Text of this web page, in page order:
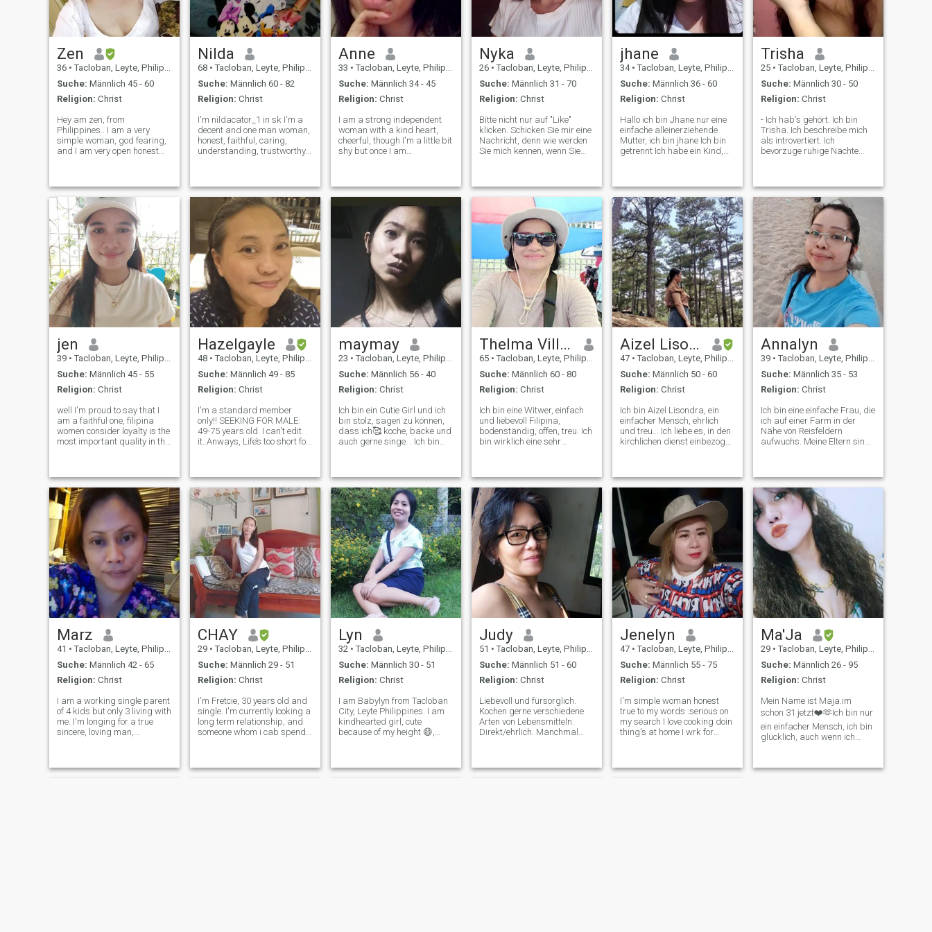
Spiele über die Beziehung.
Zen
36 • Tacloban, Leyte, Philippinen
Suche: Männlich 45 - 60
Religion: Christ
Hey am zen, from
Philippines.. I am a very
simple woman, god fearing,
and I am very open honest
partner.. There is no room for
me playing games so don't
waste my t
Nilda
68 • Tacloban, Leyte, Philippinen
Suche: Männlich 60 - 82
Religion: Christ
I'm nildacator_1 in sk I'm a
decent and one man woman,
honest, faithful, caring,
understanding, trustworthy,
sometimes go outing with my
family.I'm not a scammer. I'm
serious in my search
Anne
33 • Tacloban, Leyte, Philippinen
Suche: Männlich 34 - 45
Religion: Christ
I am a strong independent
woman with a kind heart,
cheerful, though I'm a little bit
shy but once I am
for a man who is God fearing
and a man that will serve
and put God
Nyka
26 • Tacloban, Leyte, Philippinen
Suche: Männlich 31 - 70
Religion: Christ
Bitte nicht nur auf "Like"
klicken. Schicken Sie mir eine
Nachricht, denn wie werden
Sie mich kennen, wenn Sie
keine schlechte Frau. Ich will
nur jemanden, der mich
akzeptiert für das, was ich
bin und was ich zu bieten
habe. Setz mich nicht unter
Druck, denn das Leben hat
mich bereits bis an die
Grenzen gedrückt. Kurz
gesagt, haben Sie Gnade mit
mir.
jhane
34 • Tacloban, Leyte, Philippinen
Suche: Männlich 36 - 60
Religion: Christ
Hallo ich bin Jhane nur eine
einfache alleinerziehende
Mutter, ich bin jhane Ich bin
getrennt Ich habe ein Kind,
eine andere Frau, deshalb
haben wir uns getrennt,
hoffentlich finde ich hier
meine wahre Liebe, dass er
mich und auch meine Kinder
lieben wird, danke und gehe
hoffentlich vor, dass du den,
den ich zu Gott bete, dass ich
meinen wahren Mann finden
kann❣️I wisse, dass Gott ein
perfektes Timing hatte, ich
bin nicht schön, aber ich bin
hier bereit dich zu lieben und
versorgen❣️
Trisha
25 • Tacloban, Leyte, Philippinen
Suche: Männlich 30 - 50
Religion: Christ
- Ich hab's gehört. Ich bin
Trisha. Ich beschreibe mich
als introvertiert. Ich
bevorzuge ruhige Nächte
versuche, so viel Zeit wie
möglich draußen zu
verbringen. Ich würde gerne
einen anderen Introvertierten
kennenlernen! Ich hoffe, du
bist es!
jen
39 • Tacloban, Leyte, Philippinen
Suche: Männlich 45 - 55
Religion: Christ
well I'm proud to say that I
am a faithful one, filipina
women consider loyalty is the
most important quality in the
orientated, hardworking , too
many to mention but hon
Hazelgayle
48 • Tacloban, Leyte, Philippinen
Suche: Männlich 49 - 85
Religion: Christ
I'm a standard member
only!! SEEKING FOR MALE:
49-75 years old. I can't edit
it..Anways, Life’s too short for
Hazel! I’m someone who loves
making the most out of
maymay
23 • Tacloban, Leyte, Philippinen
Suche: Männlich 56 - 40
Religion: Christ
Ich bin ein Cutie Girl und ich
bin stolz, sagen zu können,
dass ich🥰 koche, backe und
auch gerne singe. . Ich bin
guter Freund für dich bin und
wenn es zufällig passiert,
dass wir uns mehr kennen
als Freunde und in Ewigkeit.
Ich glaube an Gott, dass er
einen gütigen Kerl in einer
perfekten Zeit schenken wird.
Thelma Villote
65 • Tacloban, Leyte, Philippinen
Suche: Männlich 60 - 80
Religion: Christ
Ich bin eine Witwer, einfach
und liebevoll Filipina,
bodenständig, offen, treu. Ich
bin wirklich eine sehr
bestimmten Person zu teilen,
und ich bin wirklich ehrlich
zu Dingen, die ich sage und
tue, weil ich die Gefühle
anderer nicht verletze, weil
jeder die Chance hat, zu
lachen. Ich komme sehr leicht
mit Spaß aus. Ich suche eine
echte und ernsthafte
Beziehung, die ewig
andauert. Ich bin sehr bereit,
mit jemandem zusammen zu
sein, mit dem ich reden und
auch zuhören kann. Mein
Herz ist voller Liebe. ❤️.
Aizel Lisondra
47 • Tacloban, Leyte, Philippinen
Suche: Männlich 50 - 60
Religion: Christ
Ich bin Aizel Lisondra, ein
einfacher Mensch, ehrlich
und treu... Ich liebe es, in den
kirchlichen dienst einbezogen
mich für das zu akzeptieren,
was ich bin... Ich bete und
bitte Gott um einen Partner
im Leben. 🥰💕🙏
Annalyn
39 • Tacloban, Leyte, Philippinen
Suche: Männlich 35 - 53
Religion: Christ
Ich bin eine einfache Frau, die
ich auf einer Farm in der
Nähe von Reisfeldern
aufwuchs. Meine Eltern sind
stark im Leben und
unabhängig. Ich bin
alleinerziehende Mutter, ich
habe ein Kind, das jetzt 15
Jahre alt ist. Ich arbeite
derzeit in kuwait als
Kindermädchen nach
Abschluss des Vertrages,
gehe ich nach Hause auf die
Philippinen, um meine
Familie zu besuchen.
Marz
41 • Tacloban, Leyte, Philippinen
Suche: Männlich 42 - 65
Religion: Christ
I am a working single parent
of 4 kids but only 3 living with
me. I'm longing for a true
sincere, loving man,
don't like messing around
CHAY
29 • Tacloban, Leyte, Philippinen
Suche: Männlich 29 - 51
Religion: Christ
I'm Fretcie, 30 years old and
single. I'm currently looking a
long term relationship, and
someone whom i cab spend
willing to know you better
Lyn
32 • Tacloban, Leyte, Philippinen
Suche: Männlich 30 - 51
Religion: Christ
I am Babylyn from Tacloban
City, Leyte Philippines. I am
kindhearted girl, cute
because of my height 😄,
serious and faithful when it
Judy
51 • Tacloban, Leyte, Philippinen
Suche: Männlich 51 - 60
Religion: Christ
Liebevoll und fürsorglich.
Kochen gerne verschiedene
Arten von Lebensmitteln.
Direkt/ehrlich. Manchmal
Fälschungen und Spielchen
Jenelyn
47 • Tacloban, Leyte, Philippinen
Suche: Männlich 55 - 75
Religion: Christ
I'm simple woman honest
true to my words .serious on
my search I love cooking doin
thing's at home I wrk for
dnt ask for help I had wrk.
Ma'Ja
29 • Tacloban, Leyte, Philippinen
Suche: Männlich 26 - 95
Religion: Christ
Mein Name ist Maja.im
schon 31 jetzt❤️🫶Ich bin nur
ein einfacher Mensch, ich bin
glücklich, auch wenn ich
schwierig mich zu lieben,